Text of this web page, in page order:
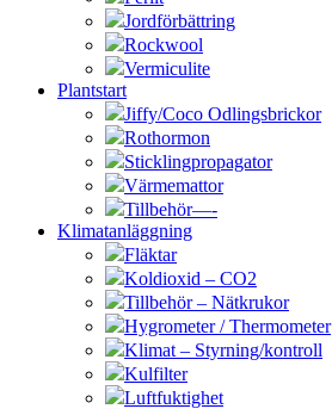
Jordförbättring
Rockwool
Vermiculite
Plantstart
Jiffy/Coco Odlingsbrickor
Rothormon
Sticklingpropagator
Värmemattor
Tillbehör—-
Klimatanläggning
Fläktar
Koldioxid – CO2
Tillbehör – Nätkrukor
Hygrometer / Thermometer
Klimat – Styrning/kontroll
Kulfilter
Luftfuktighet